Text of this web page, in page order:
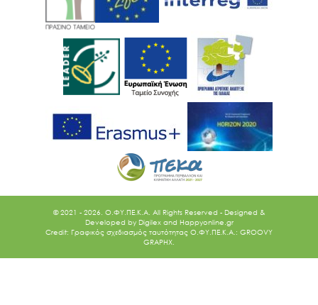
© 2021 - 2026. O.ΦΥ.ΠΕ.Κ.Α. All Rights Reserved - Designed &
Developed by Digilex and Happyonline.gr
Credit: Γραφικός σχεδιασμός ταυτότητας Ο.ΦΥ.ΠΕ.Κ.Α.: GROOVY
GRAPHX.